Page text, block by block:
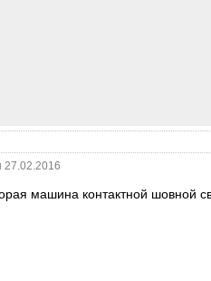
27.02.2016
машина контактной шовной